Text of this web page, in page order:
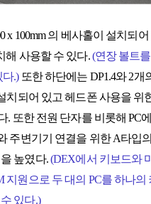
x 100mm 의 베사홀이 설치되
해 사용할 수 있다.(연장 볼트
다.)또한 하단에는 DP1.4와 2개
치되어 있고 헤드폰 사용을 위
. 또한 전원 단자를 비롯해 PC
주변기기 연결을 위한 A타입
높였다.(DEX에서 키보드와
지원으로 두 대의 PC를 하나의
있다.)